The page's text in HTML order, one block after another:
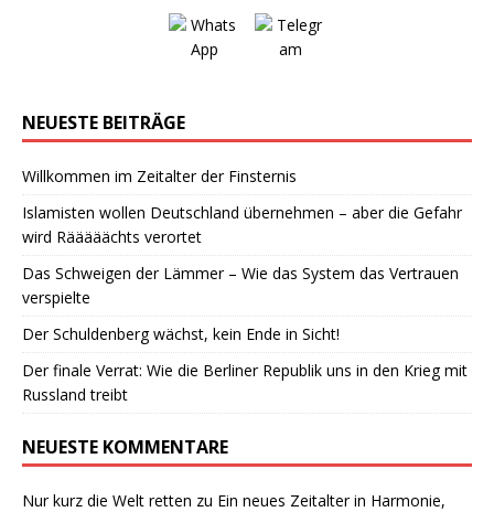
NEUESTE BEITRÄGE
Willkommen im Zeitalter der Finsternis
Islamisten wollen Deutschland übernehmen – aber die Gefahr
wird Rääääächts verortet
Das Schweigen der Lämmer – Wie das System das Vertrauen
verspielte
Der Schuldenberg wächst, kein Ende in Sicht!
Der finale Verrat: Wie die Berliner Republik uns in den Krieg mit
Russland treibt
NEUESTE KOMMENTARE
Nur kurz die Welt retten zu Ein neues Zeitalter in Harmonie,